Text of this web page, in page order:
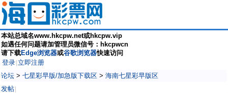
本站总域名www.hkcpw.net或hkcpw.vip
如遇任何问题请加管理员微信号：hkcpwcn
请下载Edge浏览器或谷歌浏览器快速访问
登录 立即注册
论坛 > 七星彩早版/加急版下载区 > 海南七星彩早版区
发帖